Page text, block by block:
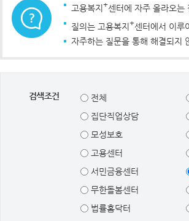
고용복지 +센터에 자주 올라오는
질의는 고용복지+센터에서 이루
자주하는 질문을 통해 해결되지
검색조건 전체
집단직업상담
모성보호
고용센터
서민금융센터
무한돌봄센터
법률홈닥터